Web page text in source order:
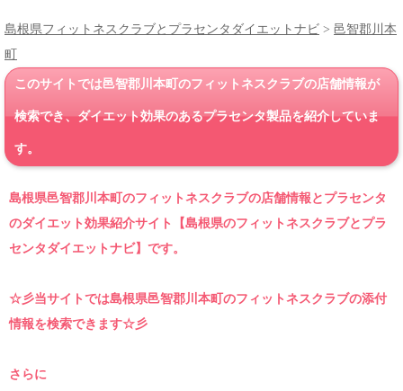
島根県フィットネスクラブとプラセンタダイエットナビ > 邑智郡川本
町
このサイトでは邑智郡川本町のフィットネスクラブの店舗情報が
検索でき、ダイエット効果のあるプラセンタ製品を紹介していま
す。
島根県邑智郡川本町のフィットネスクラブの店舗情報とプラセンタ
のダイエット効果紹介サイト【島根県のフィットネスクラブとプラ
センタダイエットナビ】です。
☆彡当サイトでは島根県邑智郡川本町のフィットネスクラブの添付
情報を検索できます☆彡
さらに